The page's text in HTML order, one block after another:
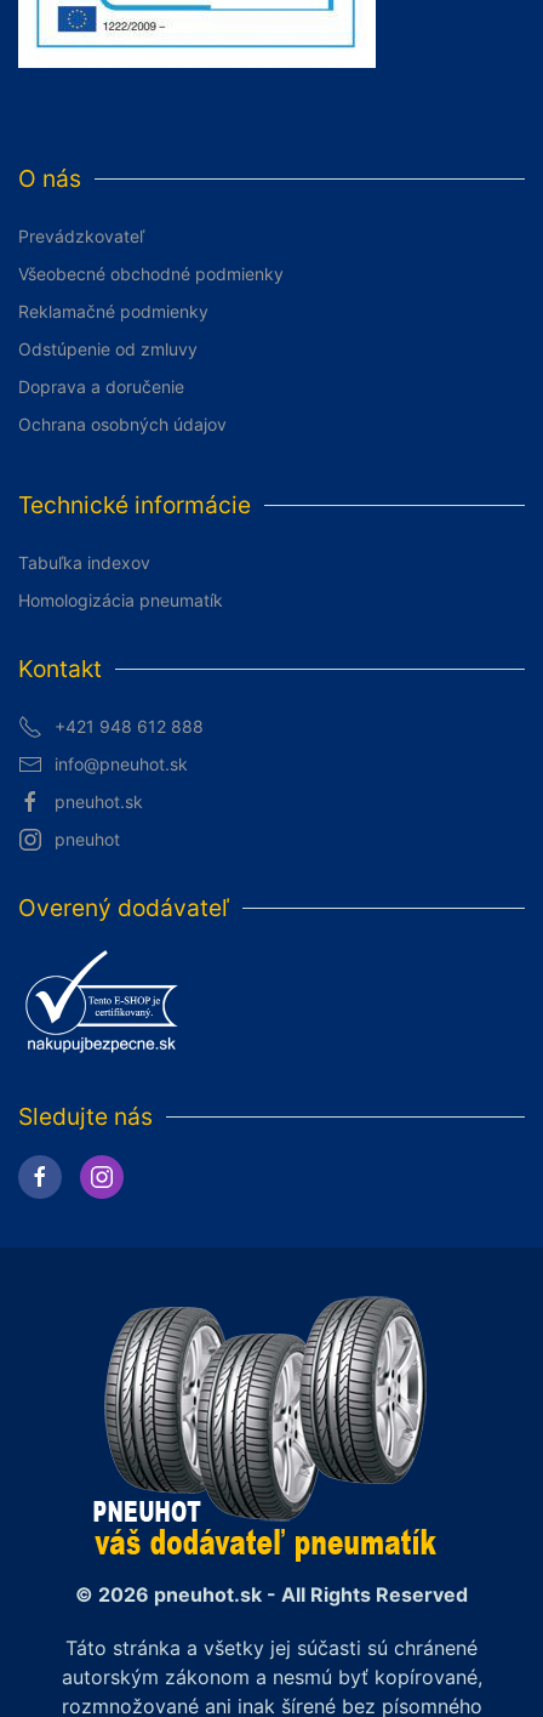
O nás
Prevádzkovateľ
Všeobecné obchodné podmienky
Reklamačné podmienky
Odstúpenie od zmluvy
Doprava a doručenie
Ochrana osobných údajov
Technické informácie
Tabuľka indexov
Homologizácia pneumatík
Kontakt
+421 948 612 888
info@pneuhot.sk
pneuhot.sk
pneuhot
Overený dodávateľ
Sledujte nás
© 2026 pneuhot.sk - All Rights Reserved
Táto stránka a všetky jej súčasti sú chránené
autorským zákonom a nesmú byť kopírované,
rozmnožované ani inak šírené bez písomného